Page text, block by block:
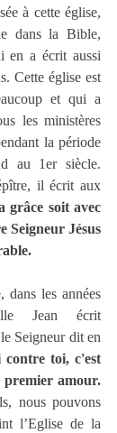
à cette église,
dans la Bible,
en a écrit aussi
Cette église est
et qui a
les ministères
la période
au 1er siècle.
il écrit aux
grâce soit avec
Seigneur Jésus
les années
Jean écrit
toi, c'est
premier amour.
nous pouvons
l’Eglise de la